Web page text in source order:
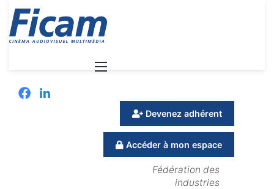
Facebook
Devenez adhérent
Accéder à mon espace
Fédération des
industries